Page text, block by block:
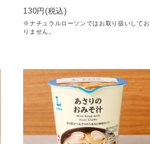
130円(税込)
※ナチュラルローソンではお取り扱いしてお
りません。